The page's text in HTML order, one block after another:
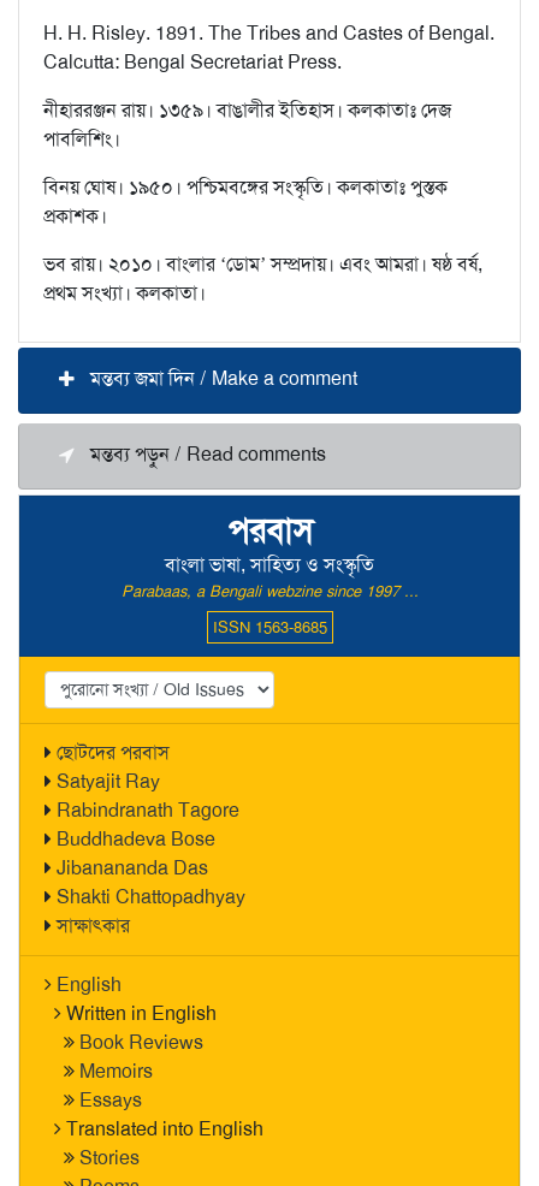
পরবাস
বাংলা ভাষা, সাহিত্য ও সংস্কৃতি
Parabaas, a Bengali webzine since 1997 ...
ISSN 1563-8685
ছোটদের পরবাস
Satyajit Ray
Rabindranath Tagore
Buddhadeva Bose
Jibanananda Das
Shakti Chattopadhyay
সাক্ষাৎকার
English
Written in English
Book Reviews
Memoirs
Essays
Translated into English
Stories
H. H. Risley. 1891. The Tribes and Castes of Bengal.
Calcutta: Bengal Secretariat Press.
নীহাররঞ্জন রায়। ১৩৫৯। বাঙালীর ইতিহাস। কলকাতাঃ দেজ
পাবলিশিং।
বিনয় ঘোষ। ১৯৫০। পশ্চিমবঙ্গের সংস্কৃতি। কলকাতাঃ পুস্তক
প্রকাশক।
ভব রায়। ২০১০। বাংলার ‘ডোম’ সম্প্রদায়। এবং আমরা। ষষ্ঠ বর্ষ,
প্রথম সংখ্যা। কলকাতা।
মন্তব্য জমা দিন / Make a comment
মন্তব্য পড়ুন / Read comments